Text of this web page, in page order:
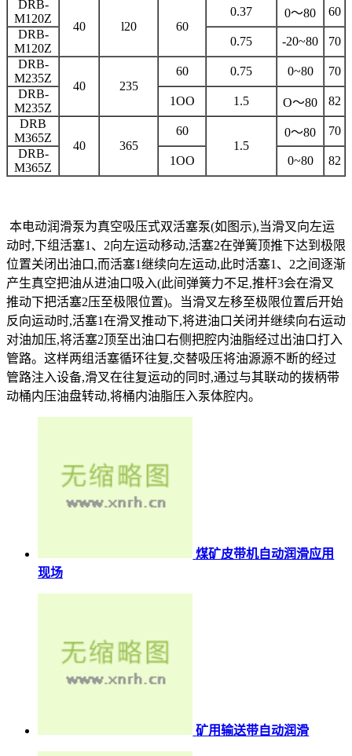
DRB-
M120Z
40 l20 60
0.37 0～80
60
DRB-
M120Z
0.75 -20~80
70
DRB-
M235Z
40 235
60 0.75 0~80
70
DRB-
M235Z
1OO 1.5 O～80
82
DRB
M365Z
40 365
60
1.5
0～80
70
DRB-
M365Z
1OO 0~80 82
本电动润滑泵为真空吸压式双活塞泵(如图示),当滑叉向左运
动时,下组活塞1、2向左运动移动,活塞2在弹簧顶推下达到极限
位置关闭出油口,而活塞1继续向左运动,此时活塞1、2之间逐渐
产生真空把油从进油口吸入(此间弹簧力不足,推杆3会在滑叉
推动下把活塞2压至极限位置)。当滑叉左移至极限位置后开始
反向运动时,活塞1在滑叉推动下,将进油口关闭并继续向右运动
对油加压,将活塞2顶至出油口右侧把腔内油脂经过出油口打入
管路。这样两组活塞循环往复,交替吸压将油源源不断的经过
管路注入设备,滑叉在往复运动的同时,通过与其联动的拨柄带
动桶内压油盘转动,将桶内油脂压入泵体腔内。
煤矿皮带机自动润滑应用
现场
矿用输送带自动润滑